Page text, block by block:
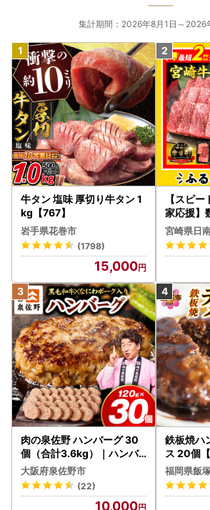
集計期間：2026年8月1日～2026
牛タン 塩味 厚切り牛タン 1
kg【767】
岩手県花巻市
(1798)
15,000
【スピ
家応援】
牛 赤身
mited-
宮崎県日
肉の泉佐野 ハンバーグ 30
個（合計3.6kg）｜ハンバ
ーグ 訳あり 黒毛和牛×なに
わポーク
大阪府泉佐野市
(22)
10,000
鉄板焼ハ
ス 20個
福岡県飯